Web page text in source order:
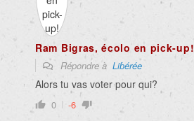
Ram Bigras, écolo en pick-up!
Répondre à Liɓérée
Alors tu vas voter pour qui?
0 -6